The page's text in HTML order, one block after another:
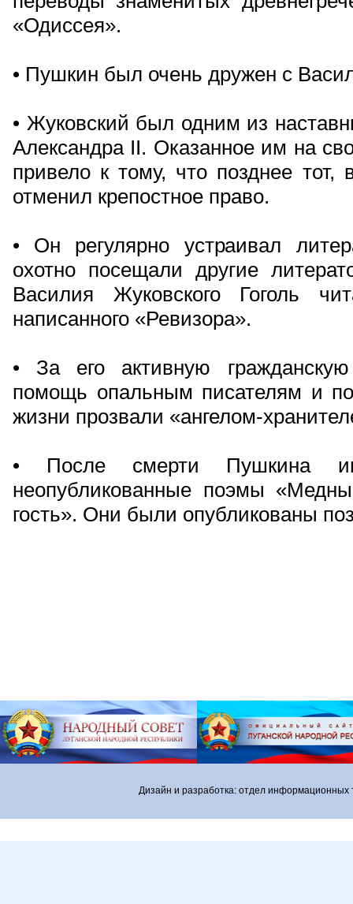
«Одиссея».
• Пушкин был очень дружен с
• Жуковский был одним из
Александра II. Оказанное им на
привело к тому, что позднее тот,
отменил крепостное право.
• Он регулярно устраивал
охотно посещали другие
Василия Жуковского Гоголь
написанного «Ревизора».
• За его активную
помощь опальным писателям и
жизни прозвали «ангелом-
• После смерти Пушкина
неопубликованные поэмы
гость». Они были опубликованы
Дизайн и разработка: отдел информационных